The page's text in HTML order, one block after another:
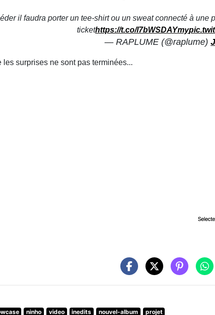
il faudra porter un tee-shirt ou un sweat connecté à une
tickethttps://t.co/l7bWSDAYmy
— RAPLUME (@raplume)
surprises ne sont pas terminées...
ninho video inedits nouvel-album projet